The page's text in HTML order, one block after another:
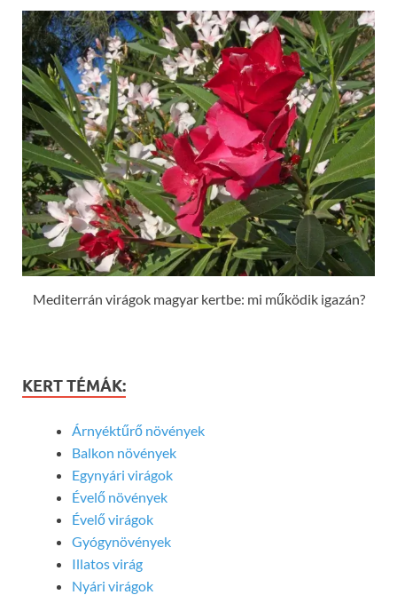
Mediterrán virágok magyar kertbe: mi működik igazán?
KERT TÉMÁK:
Árnyéktűrő növények
Balkon növények
Egynyári virágok
Évelő növények
Évelő virágok
Gyógynövények
Illatos virág
Nyári virágok